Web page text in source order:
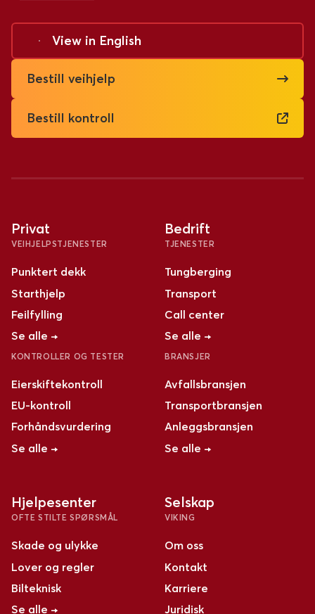
View in English
Bestill veihjelp
Bestill kontroll
Privat
VEIHJELPSTJENESTER
Punktert dekk
Starthjelp
Feilfylling
Se alle →
KONTROLLER OG TESTER
Eierskiftekontroll
EU-kontroll
Forhåndsvurdering
Se alle →
Bedrift
TJENESTER
Tungberging
Transport
Call center
Se alle →
BRANSJER
Avfallsbransjen
Transportbransjen
Anleggsbransjen
Se alle →
Hjelpesenter
OFTE STILTE SPØRSMÅL
Skade og ulykke
Lover og regler
Bilteknisk
Se alle →
Selskap
VIKING
Om oss
Kontakt
Karriere
Juridisk